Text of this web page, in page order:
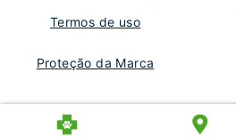
Termos de uso
Proteção da Marca
Portugal